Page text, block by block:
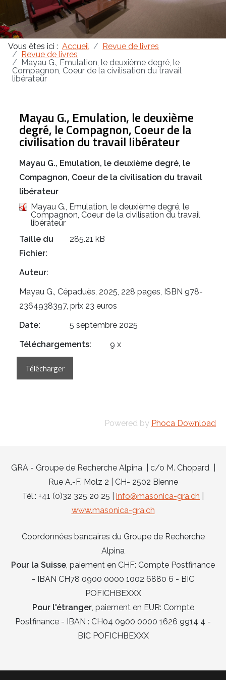
Vous êtes ici : Accueil
Revue de livres
Revue de livres
Mayau G., Emulation, le deuxième degré, le
Compagnon, Coeur de la civilisation du travail
libérateur
Mayau G., Emulation, le deuxième
degré, le Compagnon, Coeur de la
civilisation du travail libérateur
Mayau G., Emulation, le deuxième degré, le
Compagnon, Coeur de la civilisation du travail
libérateur
Mayau G., Emulation, le deuxième degré, le
Compagnon, Coeur de la civilisation du travail
libérateur
Taille du
Fichier:
285.21 kB
Auteur:
Mayau G., Cépaduès, 2025, 228 pages, ISBN 978-
2364938397, prix 23 euros
Date:
5 septembre 2025
Téléchargements:
9 x
Powered by Phoca Download
GRA - Groupe de Recherche Alpina | c/o M. Chopard |
Rue A.-F. Molz 2 | CH- 2502 Bienne
Tél.: +41 (0)32 325 20 25 | info@masonica-gra.ch
www.masonica-gra.ch
Coordonnées bancaires du Groupe de Recherche
Alpina
Pour la Suisse, paiement en CHF: Compte Postfinance
- IBAN CH78 0900 0000 1002 6880 6 - BIC
POFICHBEXXX
Pour l'étranger, paiement en EUR: Compte
Postfinance - IBAN : CH04 0900 0000 1626 9914 4 -
BIC POFICHBEXXX
Masonica 47
Masonica 46
Masonica 45